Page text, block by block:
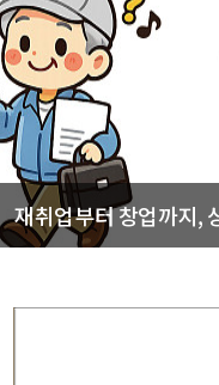
재취업부터 창업까지,